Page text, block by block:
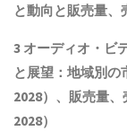
と動向と販売量、
3 オーディオ・ビ
と展望：地域別の
2028）、販売量
2028）